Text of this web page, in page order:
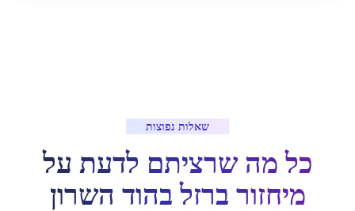
שאלות נפוצות
כל מה שרציתם לדעת על
מיחזור ברזלבהוד השרון